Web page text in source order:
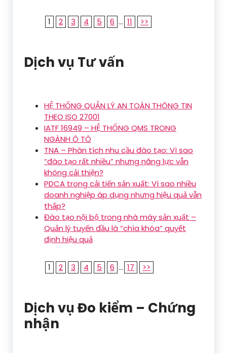
1 2 3 4 5 6 ... 11 >>
Dịch vụ Tư vấn
HỆ THỐNG QUẢN LÝ AN TOÀN THÔNG TIN
THEO ISO 27001
IATF 16949 – HỆ THỐNG QMS TRONG
NGÀNH Ô TÔ
TNA – Phân tích nhu cầu đào tạo: Vì sao
“đào tạo rất nhiều” nhưng năng lực vẫn
không cải thiện?
PDCA trong cải tiến sản xuất: Vì sao nhiều
doanh nghiệp áp dụng nhưng hiệu quả vẫn
thấp?
Đào tạo nội bộ trong nhà máy sản xuất –
Quản lý tuyến đầu là “chìa khóa” quyết
định hiệu quả
1 2 3 4 5 6 ... 17 >>
Dịch vụ Đo kiểm – Chứng
nhận